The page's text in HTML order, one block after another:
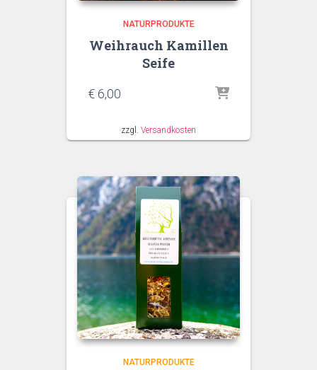
NATURPRODUKTE
Weihrauch Kamillen
Seife
€ 6,00
zzgl. Versandkosten
NATURPRODUKTE